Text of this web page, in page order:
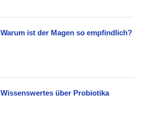
Warum ist der Magen so empfindlich?
Wissenswertes über Probiotika